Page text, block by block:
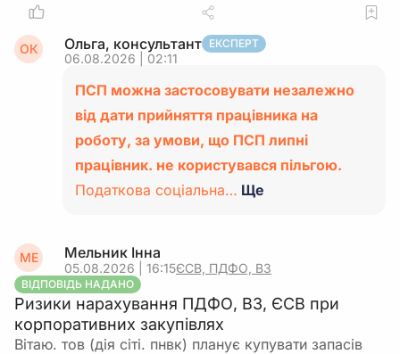
ОК Ольга, консультант ЕКСПЕРТ
06.08.2026 | 02:11
ПСП можна застосовувати незалежно
від дати прийняття працівника на
роботу, за умови, що ПСП липні
працівник. не користувався пільгою.
Податкова соціальна… Ще
МЕ Мельник Інна
05.08.2026 | 16:15ЄСВ, ПДФО, ВЗ
ВІДПОВІДЬ НАДАНО
Ризики нарахування ПДФО, ВЗ, ЄСВ при
корпоративних закупівлях
Вітаю. тов (дія сіті. пнвк) планує купувати запасів